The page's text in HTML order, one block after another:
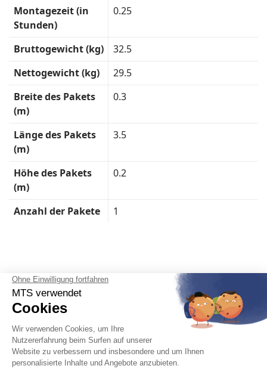
Montagezeit (in
Stunden)
0.25
Bruttogewicht (kg)
32.5
Nettogewicht (kg)
29.5
Breite des Pakets
(m)
0.3
Länge des Pakets
(m)
3.5
Höhe des Pakets
(m)
0.2
Anzahl der Pakete 1
Deutsch